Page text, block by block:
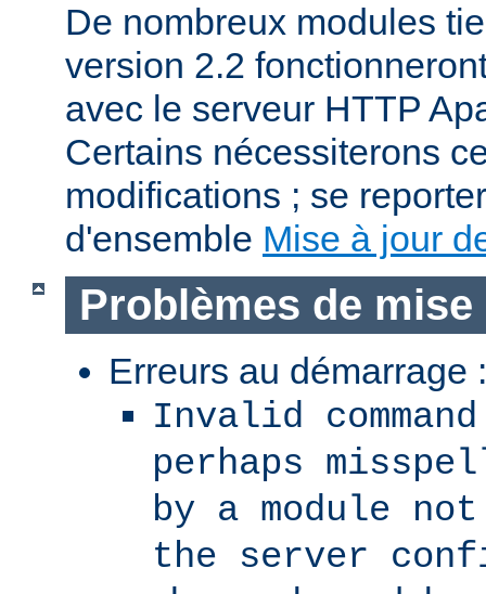
De nombreux modules
version 2.2
avec le serveur HTTP
Certains nécessiterons
modifications ; se
d'ensemble Mise à jour
Problèmes de
Erreurs au démarrage :
Invalid
perhaps
by a module
the server